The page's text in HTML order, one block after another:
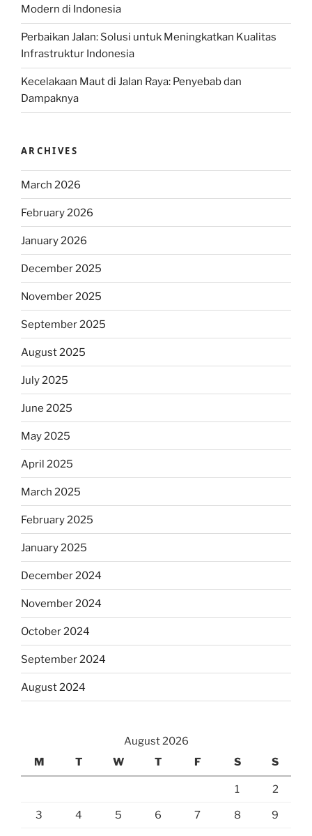
Modern di Indonesia
Perbaikan Jalan: Solusi untuk Meningkatkan Kualitas
Infrastruktur Indonesia
Kecelakaan Maut di Jalan Raya: Penyebab dan
Dampaknya
ARCHIVES
March 2026
February 2026
January 2026
December 2025
November 2025
September 2025
August 2025
July 2025
June 2025
May 2025
April 2025
March 2025
February 2025
January 2025
December 2024
November 2024
October 2024
September 2024
August 2024
August 2026
M
T W T F S S
1 2
3 4 5 6 7 8 9